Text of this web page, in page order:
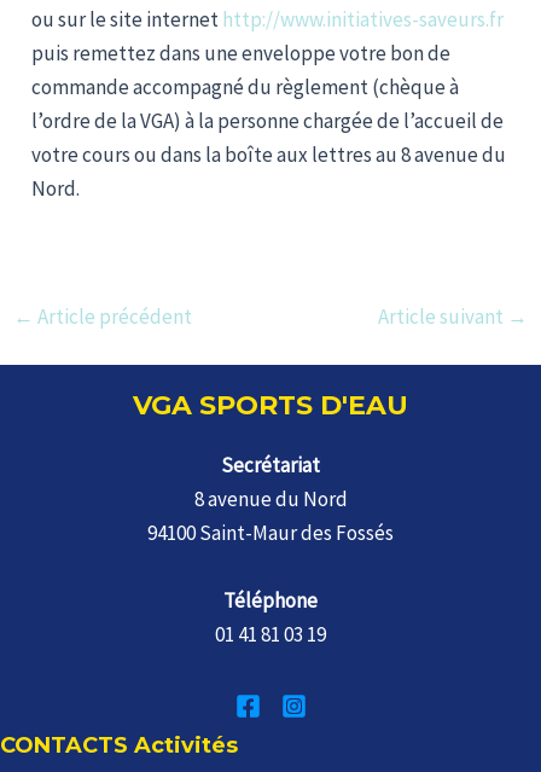
ou sur le site internethttp://www.initiatives-saveurs.fr
puis remettez dans une enveloppe votre bon de
commande accompagné du règlement (chèque à
l’ordre de la VGA) à la personne chargée de l’accueil de
votre cours ou dans la boîte aux lettres au 8 avenue du
Nord.
Navigation
← Article précédent Article suivant →
VGA SPORTS D'EAU
Secrétariat
8 avenue du Nord
94100 Saint-Maur des Fossés
Téléphone
01 41 81 03 19
CONTACTS Activités